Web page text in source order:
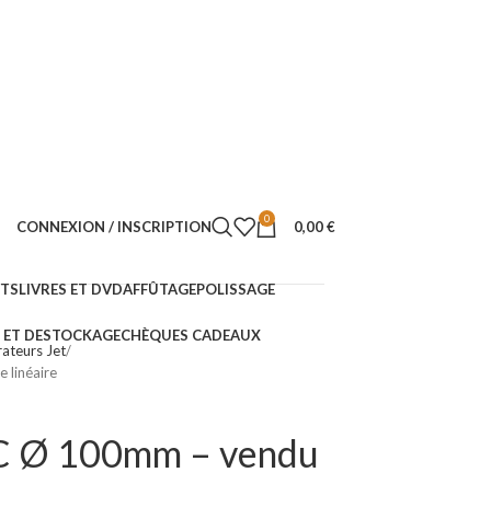
CONNEXION / INSCRIPTION 0 0,00€
LIVRES ET DVDAFFÛTAGEPOLISSAGE
DESTOCKAGECHÈQUES CADEAUX
Jet
linéaire
Ø 100mm – vendu